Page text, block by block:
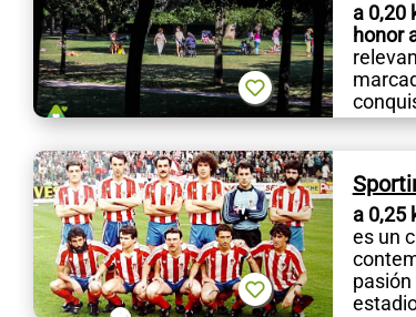
a 0,20
honor
a 0,25
es un